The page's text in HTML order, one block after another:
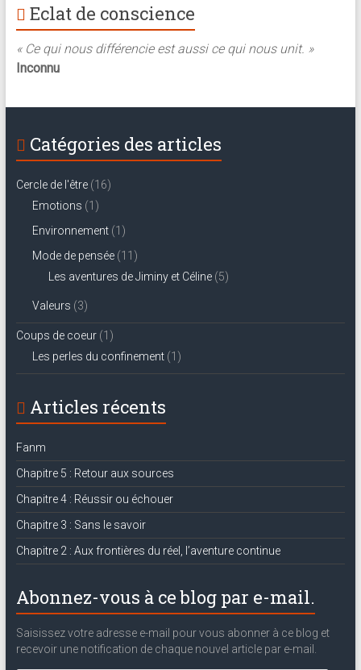
Eclat de conscience
« Ce qui nous différencie est aussi ce qui nous unit. »
Inconnu
Catégories des articles
Cercle de l'être(16)
Emotions (1)
Environnement(1)
Mode de pensée(11)
Les aventures de Jiminy et Céline(5)
Valeurs (3)
Coups de coeur(1)
Les perles du confinement(1)
Articles récents
Fanm
Chapitre 5 : Retour aux sources
Chapitre 4 : Réussir ou échouer
Chapitre 3 : Sans le savoir
Chapitre 2 : Aux frontières du réel, l’aventure continue
Abonnez-vous à ce blog par e-mail.
Saisissez votre adresse e-mail pour vous abonner à ce blog et
recevoir une notification de chaque nouvel article par e-mail.